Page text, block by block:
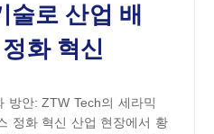
술로 산업 배
화 혁신
방안: ZTW Tech의 세라믹
정화 혁신 산업 현장에서 황